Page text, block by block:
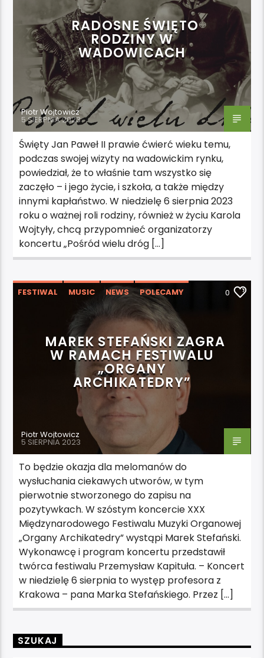
RADOSNE ŚWIĘTO
RODZINY W
WADOWICACH
Piotr Wojtowicz
5 SIERPNIA 2023
Święty Jan Paweł II prawie ćwierć wieku temu,
podczas swojej wizyty na wadowickim rynku,
powiedział, że to właśnie tam wszystko się
zaczęło – i jego życie, i szkoła, a także między
innymi kapłaństwo. W niedzielę 6 sierpnia 2023
roku o ważnej roli rodziny, również w życiu Karola
Wojtyły, chcą przypomnieć organizatorzy
koncertu „Pośród wielu dróg […]
FESTIWAL MUSIC NEWS
POLECAMY
0
MAREK STEFAŃSKI ZAGRA
W RAMACH FESTIWALU
„ORGANY
ARCHIKATEDRY”
Piotr Wojtowicz
5 SIERPNIA 2023
To będzie okazja dla melomanów do
wysłuchania ciekawych utworów, w tym
pierwotnie stworzonego do zapisu na
pozytywkach. W szóstym koncercie XXX
Międzynarodowego Festiwalu Muzyki Organowej
„Organy Archikatedry” wystąpi Marek Stefański.
Wykonawcę i program koncertu przedstawił
twórca festiwalu Przemysław Kapituła. – Koncert
w niedzielę 6 sierpnia to występ profesora z
Krakowa – pana Marka Stefańskiego. Przez […]
SZUKAJ